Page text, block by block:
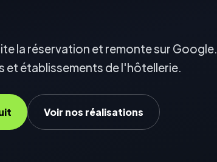
la réservation et remonte sur Google.
et établissements de l'hôtellerie.
Voir nos réalisations